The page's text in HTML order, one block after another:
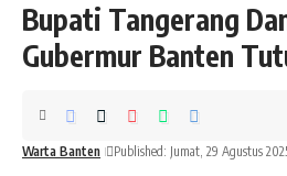
Bupati Tangerang
Gubermur Banten
Warta Banten Published: Jumat, 29 Agustus